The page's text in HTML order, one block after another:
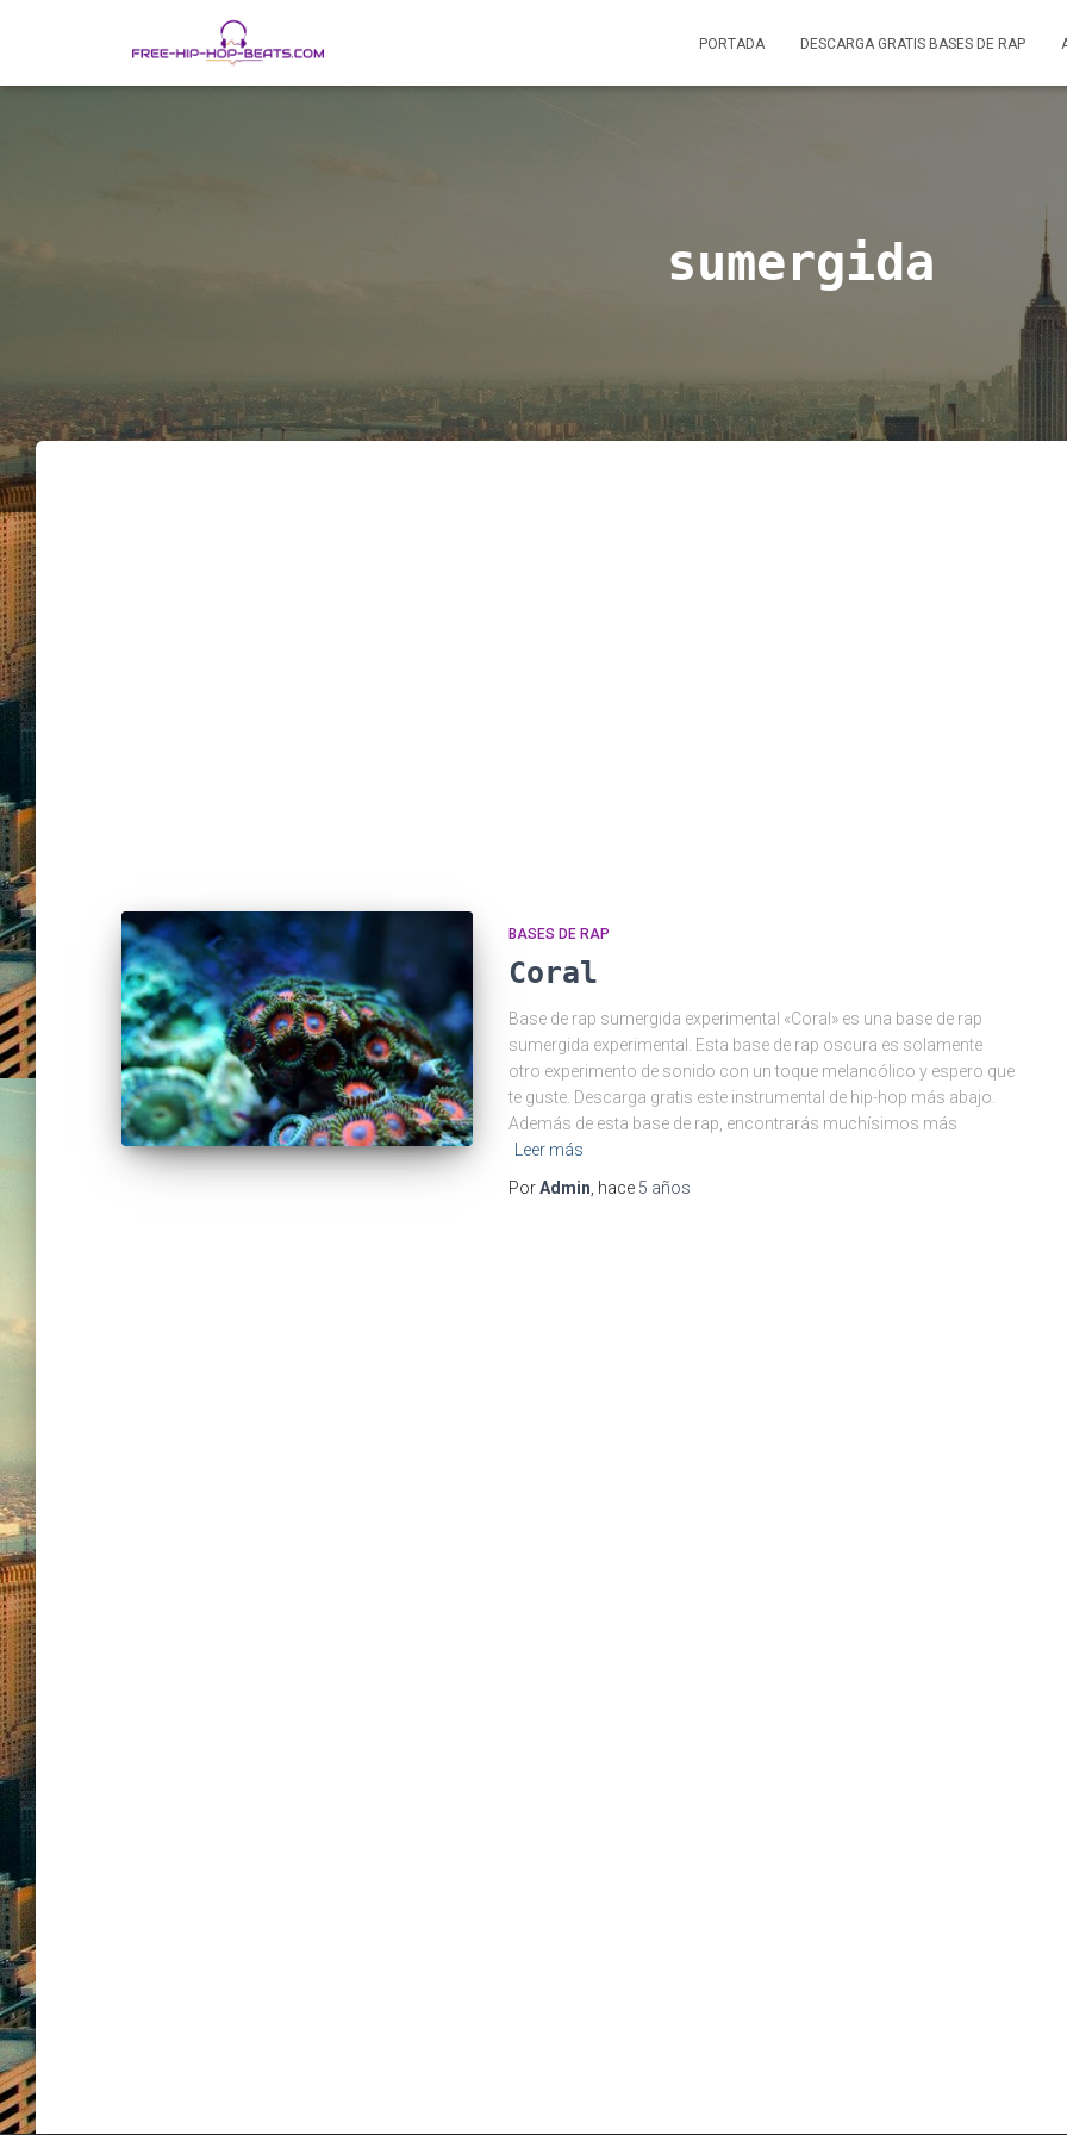
PORTADA DESCARGA GRATIS BASES DE RAP
sumergida
BASES DE RAP
Coral
Base de rap sumergida experimental «Coral» es una base de rap
sumergida experimental. Esta base de rap oscura es solamente
otro experimento de sonido con un toque melancólico y espero que
te guste. Descarga gratis este instrumental de hip-hop más abajo.
Además de esta base de rap, encontrarás muchísimos más
Leer más
PorAdmin , hace 5 años